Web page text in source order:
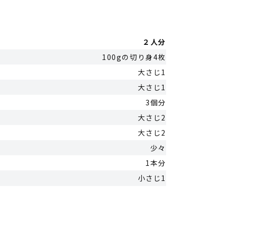
２人分
100gの切り身4枚
大さじ1
大さじ1
3個分
大さじ2
大さじ2
少々
1本分
小さじ1